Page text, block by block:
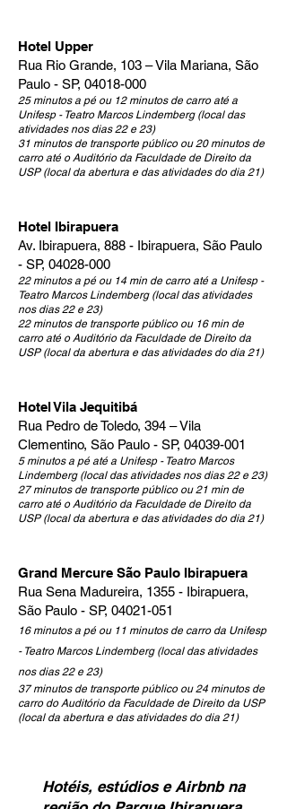
Hotel Upper
Rua Rio Grande, 103 – Vila Mariana, São
Paulo - SP, 04018-000
25 minutos a pé ou 12 minutos de carro até a
Unifesp - Teatro Marcos Lindemberg (local das
atividades nos dias 22 e 23)
31 minutos de transporte público ou 20 minutos de
carro até o Auditório da Faculdade de Direito da
USP (local da abertura e das atividades do dia 21)
Hotel Ibirapuera
Av. Ibirapuera, 888 - Ibirapuera, São Paulo
- SP, 04028-000
22 minutos a pé ou 14 min de carro até a Unifesp -
Teatro Marcos Lindemberg (local das atividades
nos dias 22 e 23)
22 minutos de transporte público ou 16 min de
carro até o Auditório da Faculdade de Direito da
USP (local da abertura e das atividades do dia 21)
Hotel Vila Jequitibá
Rua Pedro de Toledo, 394 – Vila
Clementino, São Paulo - SP, 04039-001
5 minutos a pé até a Unifesp - Teatro Marcos
Lindemberg (local das atividades nos dias 22 e 23)
27 minutos de transporte público ou 21 min de
carro até o Auditório da Faculdade de Direito da
USP (local da abertura e das atividades do dia 21)
Grand Mercure São Paulo Ibirapuera
Rua Sena Madureira, 1355 - Ibirapuera,
São Paulo - SP, 04021-051
16 minutos a pé ou 11 minutos de carro da Unifesp
- Teatro Marcos Lindemberg (local das atividades
nos dias 22 e 23)
37 minutos de transporte público ou 24 minutos de
carro do Auditório da Faculdade de Direito da USP
(local da abertura e das atividades do dia 21)
Hotéis, estúdios e Airbnb na